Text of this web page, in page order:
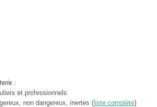
:
et professionnels
non dangereux, inertes ( liste complète)